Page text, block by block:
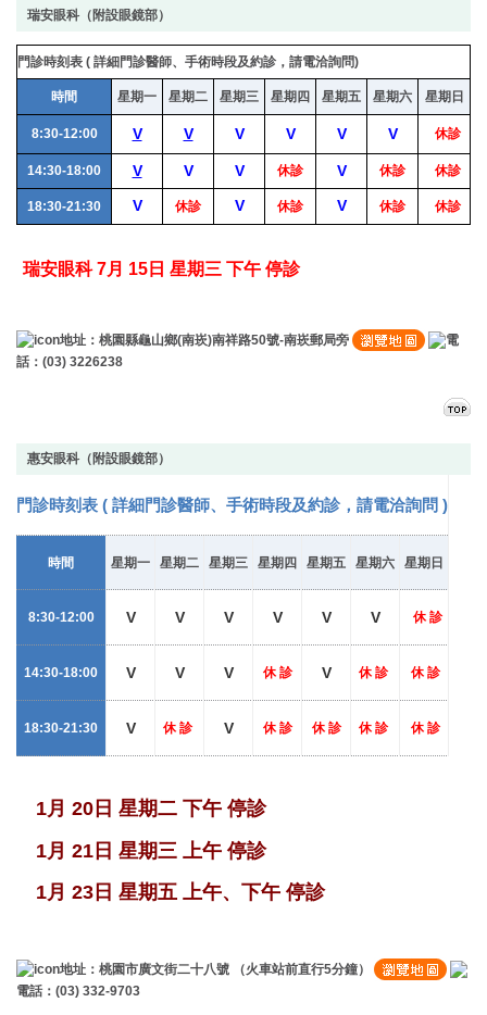
瑞安眼科（附設眼鏡部）
門診時刻表 ( 詳細門診醫師、手術時段及約診，請電洽詢問)
時間 星期一 星期二 星期三 星期四 星期五 星期六 星期日
8:30-12:00 V V V V V V 休診
14:30-18:00 V V V 休診 V 休診 休診
18:30-21:30 V 休診 V 休診 V 休診 休診
瑞安眼科 7月 15日 星期三 下午 停診
地址：桃園縣龜山鄉(南崁)南祥路50號-南崁郵局旁
電
話：(03) 3226238
惠安眼科（附設眼鏡部）
門診時刻表 ( 詳細門診醫師、手術時段及約診，請電洽詢問 )
時間 星期一 星期二 星期三 星期四 星期五 星期六 星期日
8:30-12:00 V V V V V V 休 診
14:30-18:00 V V V 休 診 V 休 診 休 診
18:30-21:30 V 休 診 V 休 診 休 診 休 診 休 診
1月 20日 星期二 下午 停診
1月 21日 星期三 上午 停診
1月 23日 星期五 上午、下午 停診
地址：桃園市廣文街二十八號 （火車站前直行5分鐘）
電話：(03) 332-9703